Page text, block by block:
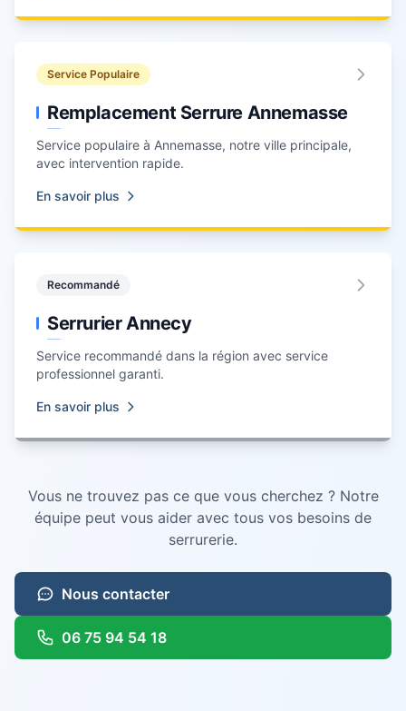
Service Populaire
Remplacement Serrure Annemasse
Service populaire à Annemasse, notre ville principale,
avec intervention rapide.
En savoir plus
Recommandé
Serrurier Annecy
Service recommandé dans la région avec service
professionnel garanti.
En savoir plus
Vous ne trouvez pas ce que vous cherchez ? Notre
équipe peut vous aider avec tous vos besoins de
serrurerie.
Nous contacter
06 75 94 54 18